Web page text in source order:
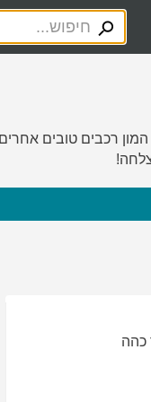
רכבים טובים
כהה